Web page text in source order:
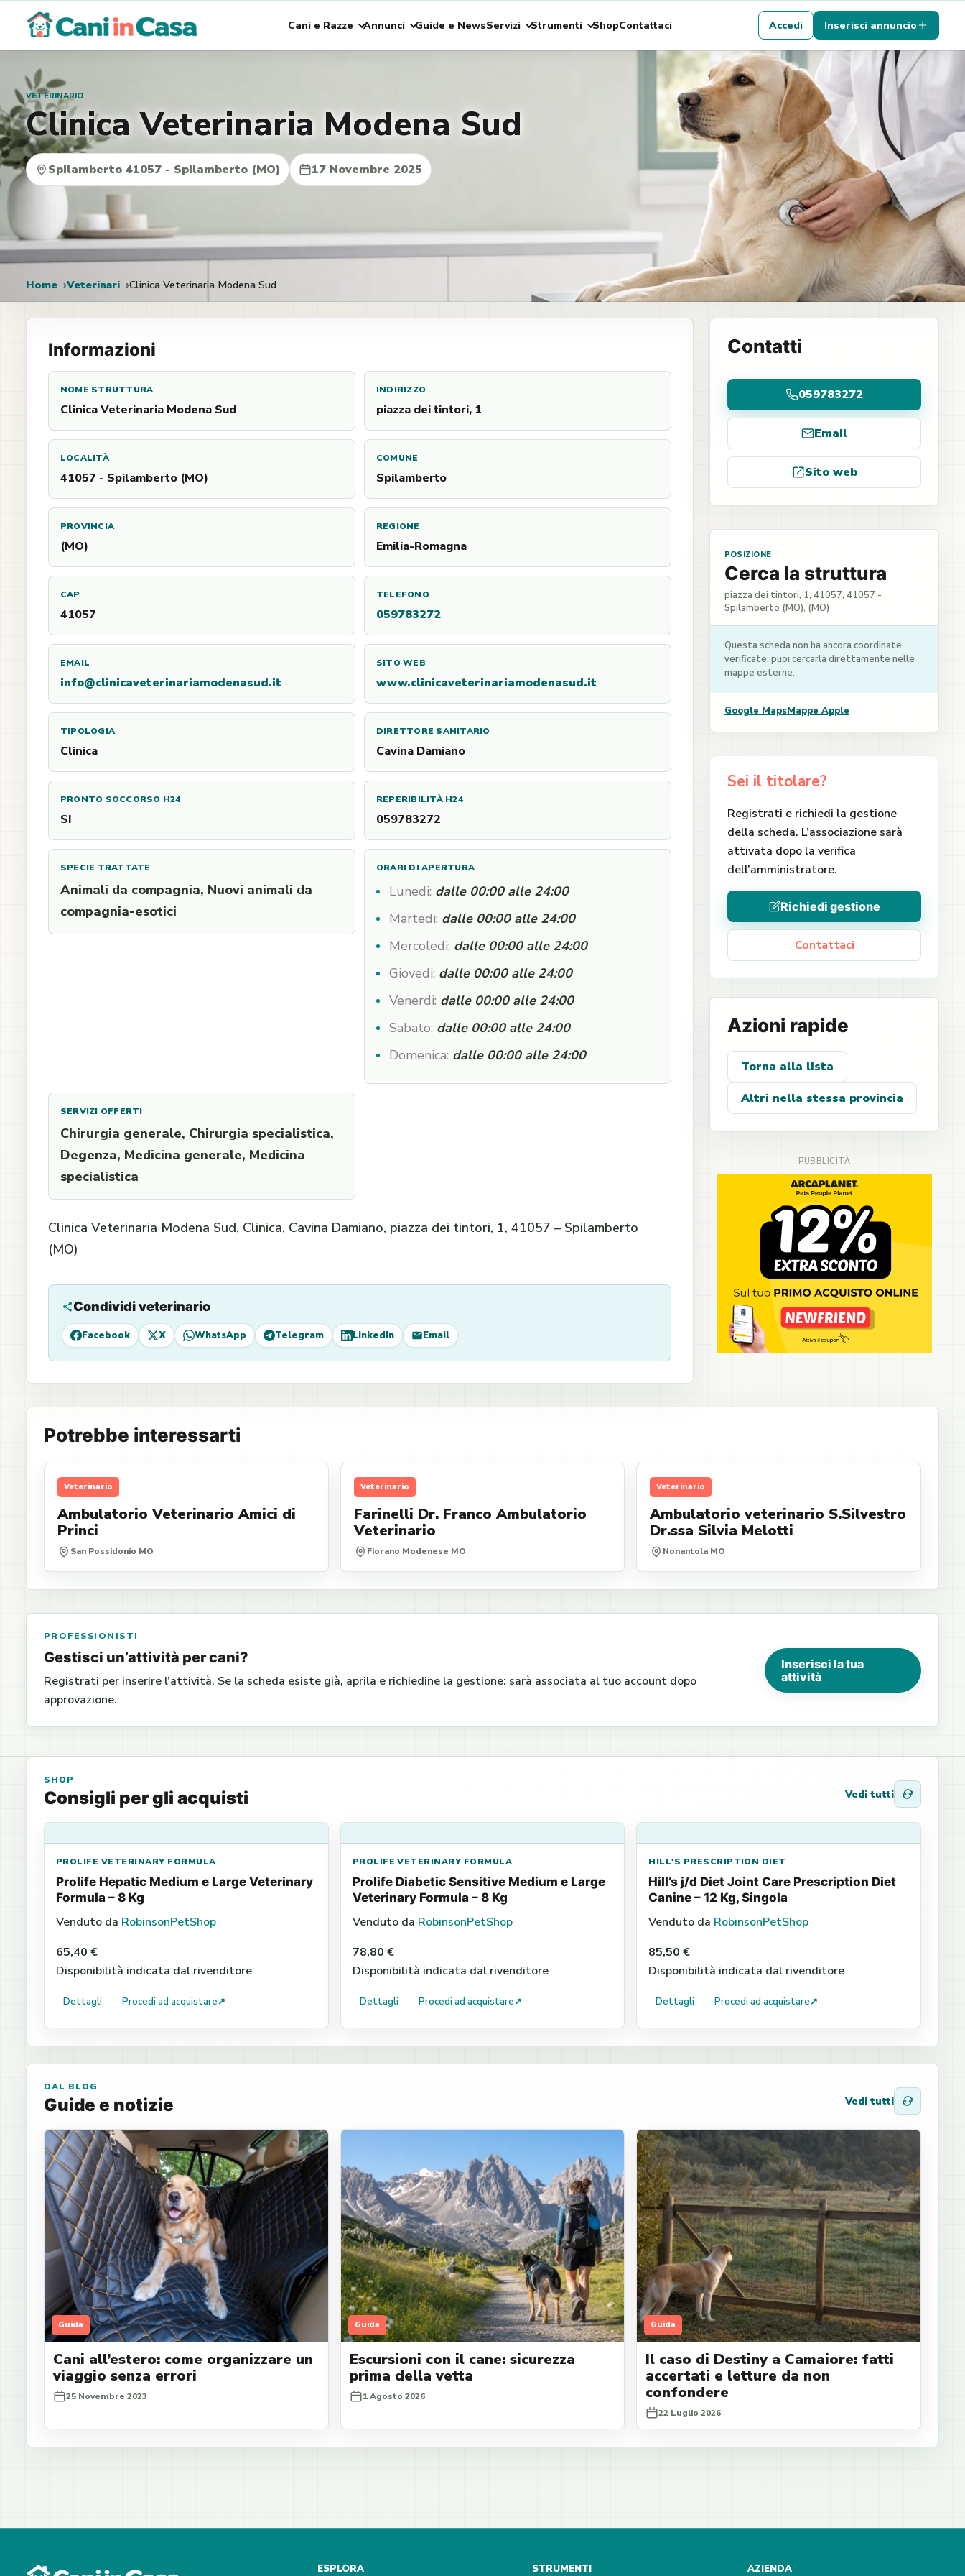
contenuto
Cani e Razze Annunci Guide e NewsServizi Strumenti ShopContattaci Accedi Inserisci annuncio
VETERINARIO
Clinica Veterinaria Modena Sud
Spilamberto 41057 - Spilamberto (MO) 17 Novembre 2025
Home Veterinari Clinica Veterinaria Modena Sud
Informazioni
NOME STRUTTURA
Clinica Veterinaria Modena Sud
INDIRIZZO
piazza dei tintori, 1
LOCALITÀ
41057 - Spilamberto (MO)
COMUNE
Spilamberto
PROVINCIA
(MO)
REGIONE
Emilia-Romagna
CAP
41057
TELEFONO
059783272
EMAIL
info@clinicaveterinariamodenasud.it
SITO WEB
www.clinicaveterinariamodenasud.it
TIPOLOGIA
Clinica
DIRETTORE SANITARIO
Cavina Damiano
PRONTO SOCCORSO H24
SI
REPERIBILITÀ H24
059783272
SPECIE TRATTATE
Animali da compagnia, Nuovi animali da
compagnia-esotici
ORARI DI APERTURA
Lunedi: dalle 00:00 alle 24:00
Martedi: dalle 00:00 alle 24:00
Mercoledi: dalle 00:00 alle 24:00
Giovedi: dalle 00:00 alle 24:00
Venerdi: dalle 00:00 alle 24:00
Sabato: dalle 00:00 alle 24:00
Domenica: dalle 00:00 alle 24:00
SERVIZI OFFERTI
Chirurgia generale, Chirurgia specialistica,
Degenza, Medicina generale, Medicina
specialistica
Clinica Veterinaria Modena Sud, Clinica, Cavina Damiano, piazza dei tintori, 1, 41057 – Spilamberto
(MO)
Condividi veterinario
Facebook X WhatsApp Telegram LinkedIn Email
Contatti
059783272
Email
Sito web
POSIZIONE
Cerca la struttura
piazza dei tintori, 1, 41057, 41057 -
Spilamberto (MO), (MO)
Questa scheda non ha ancora coordinate
verificate: puoi cercarla direttamente nelle
mappe esterne.
Google MapsMappe Apple
Sei il titolare?
Registrati e richiedi la gestione
della scheda. L’associazione sarà
attivata dopo la verifica
dell’amministratore.
Richiedi gestione
Contattaci
Azioni rapide
Torna alla lista
Altri nella stessa provincia
Potrebbe interessarti
Veterinario
Ambulatorio Veterinario Amici di
Princi
San Possidonio MO
Veterinario
Farinelli Dr. Franco Ambulatorio
Veterinario
Fiorano Modenese MO
Veterinario
Ambulatorio veterinario S.Silvestro
Dr.ssa Silvia Melotti
Nonantola MO
PROFESSIONISTI
Gestisci un’attività per cani?
Registrati per inserire l’attività. Se la scheda esiste già, aprila e richiedine la gestione: sarà associata al tuo account dopo
approvazione.
Inserisci la tua
attività
SHOP
Consigli per gli acquisti Vedi tutti
PROLIFE VETERINARY FORMULA
Prolife Hepatic Medium e Large Veterinary
Formula – 8 Kg
Venduto da RobinsonPetShop
65,40 €
Disponibilità indicata dal rivenditore
Dettagli Procedi ad acquistare↗
PROLIFE VETERINARY FORMULA
Prolife Diabetic Sensitive Medium e Large
Veterinary Formula – 8 Kg
Venduto da RobinsonPetShop
78,80 €
Disponibilità indicata dal rivenditore
Dettagli Procedi ad acquistare↗
HILL'S PRESCRIPTION DIET
Hill’s j/d Diet Joint Care Prescription Diet
Canine – 12 Kg, Singola
Venduto da RobinsonPetShop
85,50 €
Disponibilità indicata dal rivenditore
Dettagli Procedi ad acquistare↗
DAL BLOG
Guide e notizie Vedi tutti
Guida
Cani all’estero: come organizzare un
viaggio senza errori
25 Novembre 2023
Guida
Escursioni con il cane: sicurezza
prima della vetta
1 Agosto 2026
Guida
Il caso di Destiny a Camaiore: fatti
accertati e letture da non
confondere
22 Luglio 2026
ESPLORA STRUMENTI AZIENDA